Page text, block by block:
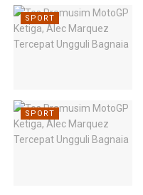
SPORT
SPORT